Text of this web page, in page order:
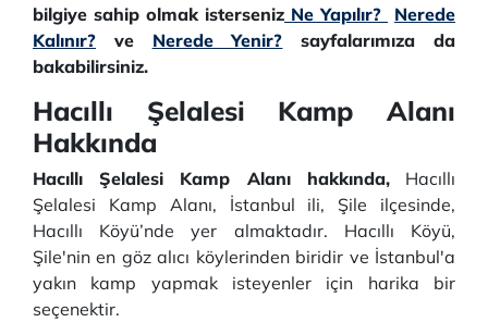
bilgiye sahip olmak isterseniz Ne Yapılır?
Nerede
Kalınır? ve Nerede Yenir? sayfalarımıza da
bakabilirsiniz.
Hacıllı Şelalesi Kamp Alanı
Hakkında
Hacıllı Şelalesi Kamp Alanı hakkında,Hacıllı
Şelalesi Kamp Alanı, İstanbul ili, Şile ilçesinde,
Hacıllı Köyü’nde yer almaktadır. Hacıllı Köyü,
Şile'nin en göz alıcı köylerinden biridir ve İstanbul'a
yakın kamp yapmak isteyenler için harika bir
seçenektir.